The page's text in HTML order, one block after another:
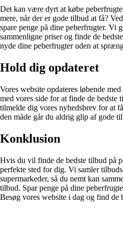
Det kan være dyrt at købe
mere, når der er gode tilbud at få?
spare penge på dine peberfrugter. Vi
sammenligne priser og finde de
nyde dine peberfrugter uden at
Hold dig opdateret
Vores website opdateres løbende
med vores side for at finde de bedste
tilmelde dig vores nyhedsbrev for at
den måde går du aldrig glip af gode
Konklusion
Hvis du vil finde de bedste tilbud på
perfekte sted for dig. Vi samler
supermarkeder, så du nemt kan
tilbud. Spar penge på dine
Besøg vores website i dag og find de